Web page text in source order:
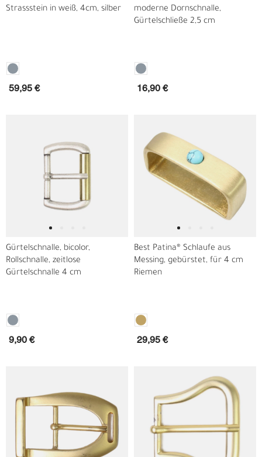
Strassstein in weiß, 4cm, silber
59,95 €
moderne Dornschnalle,
Gürtelschließe 2,5 cm
16,90 €
Gürtelschnalle, bicolor,
Rollschnalle, zeitlose
Gürtelschnalle 4 cm
9,90 €
Best Patina® Schlaufe aus
Messing, gebürstet, für 4 cm
Riemen
29,95 €